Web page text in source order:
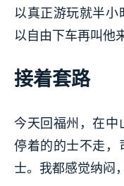
以真正游玩就半
以自由下车再叫他
接着套路
今天回福州，在中
停着的的士不走，
士。我都感觉纳闷